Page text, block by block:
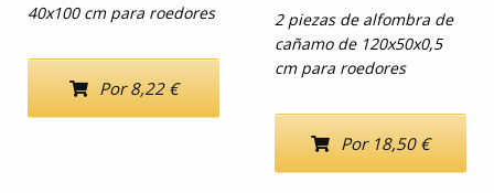
40x100 cm para roedores
Por 8,22 €
2 piezas de alfombra de
cañamo de 120x50x0,5
cm para roedores
Por 18,50 €